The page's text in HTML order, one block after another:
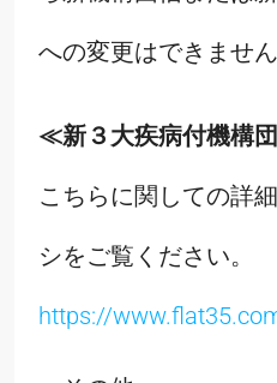
への変更はできません
≪新３大疾病付機構
こちらに関しての詳
シをご覧ください。
https://